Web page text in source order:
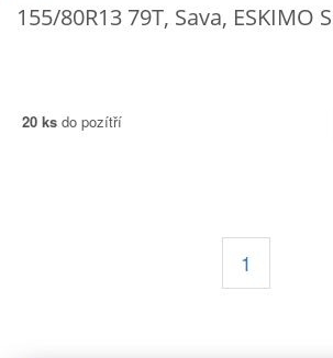
155/80R13 79T, Sava, ESKIMO
20 ks do pozítří
1